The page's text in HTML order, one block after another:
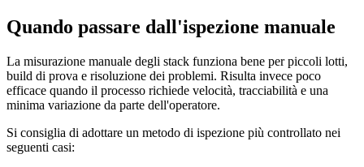
Quando passare dall'ispezione manuale
La misurazione manuale degli stack funziona bene per piccoli lotti,
build di prova e risoluzione dei problemi. Risulta invece poco
efficace quando il processo richiede velocità, tracciabilità e una
minima variazione da parte dell'operatore.
Si consiglia di adottare un metodo di ispezione più controllato nei
seguenti casi: